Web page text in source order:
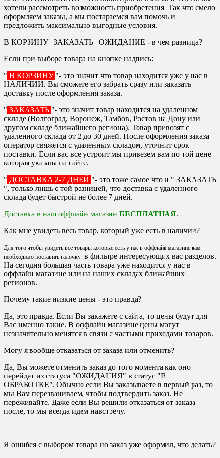
хотели рассмотреть возможность приобретения. Так что смело
оформляем заказы, а мы постараемся вам помочь и
предложить максимально выгодные условия.
В КОРЗИНУ | ЗАКАЗАТЬ | ОЖИДАНИЕ - в чем разница?
Если при выборе товара на кнопке надпись:
" В КОРЗИНУ "- это значит что товар находится уже у нас в
НАЛИЧИИ. Вы сможете его забрать сразу или заказать
доставку после оформления заказа.
" ЗАКАЗАТЬ "- это значит товар находится на удаленном
складе (Волгоград, Воронеж, Тамбов, Ростов на Дону или
другом складе ближайшего региона). Товар привозят с
удаленного склада от 2 до 30 дней. После оформления заказа
оператор свяжется с удаленным складом, уточнит срок
поставки. Если вас все устроит мы привезем вам по той цене
которая указана на сайте.
" ДОСТАВКА 2-7 ДНЕЙ "- это тоже самое что и " ЗАКАЗАТЬ
", только лишь с той разницей, что доставка с удаленного
склада будет быстрой не более 7 дней.
Доставка в наш оффлайн магазин БЕСПЛАТНАЯ.
Как мне увидеть весь товар, который уже есть в наличии?
Для того чтобы увидеть все товары которые есть у нас в оффлайн магазине вам
необходимо поставить галочку в фильтре интересующих вас разделов.
На сегодня большая часть товара уже находится у нас в
оффлайн магазине или на наших складах ближайших
регионов.
Почему такие низкие цены - это правда?
Да, это правда. Если Вы закажете с сайта, то цены будут для
Вас именно такие. В оффлайн магазине цены могут
незначительно менятся в связи с частыми приходами товаров.
Могу я вообще отказаться от заказа или отменить?
Да, Вы можете отменить заказ до того момента как оно
перейдет из статуса "ОЖИДАНИЯ" в статус "В
ОБРАБОТКЕ". Обычно если Вы заказываете в первый раз, то
мы Вам перезваниваем, чтобы подтвердить заказ. Не
переживайте. Даже если Вы решили отказаться от заказа
после, то мы всегда идем навстречу.
Я ошибся с выбором товара но заказ уже оформил, что делать?